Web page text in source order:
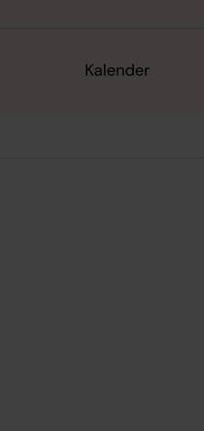
Kalender